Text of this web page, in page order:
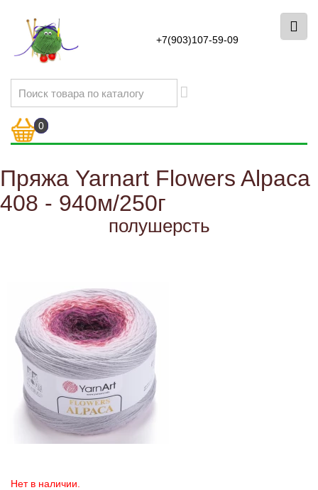
+7(903)107-59-09
0
Пряжа Yarnart Flowers Alpaca
408 - 940м/250г
полушерсть
Нет в наличии.